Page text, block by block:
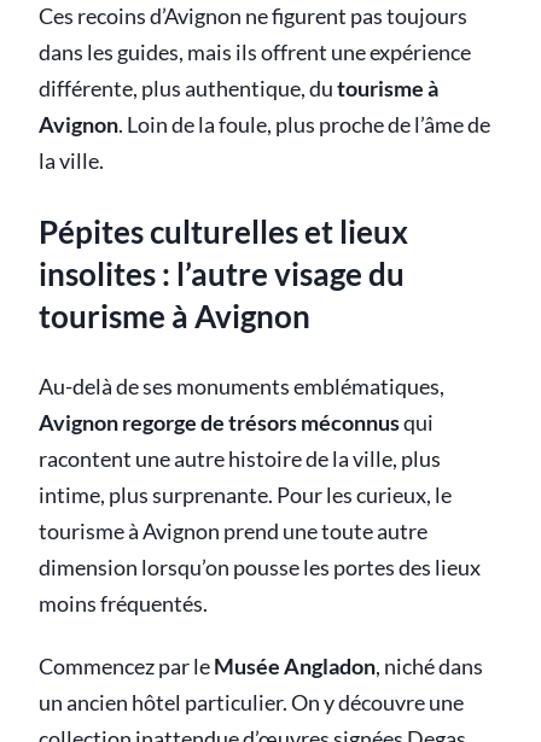
Ces recoins d’Avignon ne figurent pas toujours
dans les guides, mais ils offrent une expérience
différente, plus authentique, dutourisme à
Avignon. Loin de la foule, plus proche de l’âme de
la ville.
Pépites culturelles et lieux
insolites : l’autre visage du
tourisme à Avignon
Au-delà de ses monuments emblématiques,
Avignon regorge de trésors méconnusqui
racontent une autre histoire de la ville, plus
intime, plus surprenante. Pour les curieux, le
tourisme à Avignon prend une toute autre
dimension lorsqu’on pousse les portes des lieux
moins fréquentés.
Commencez par leMusée Angladon, niché dans
un ancien hôtel particulier. On y découvre une